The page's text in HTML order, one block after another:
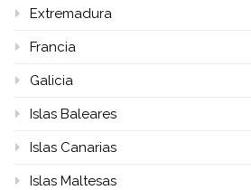
Extremadura
Francia
Galicia
Islas Baleares
Islas Canarias
Islas Maltesas